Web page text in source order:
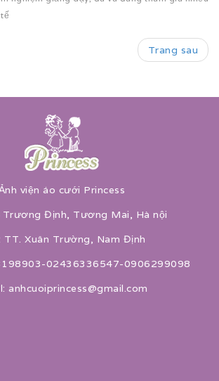
Trang sau
viện áo cưới Princess
Trương Định, Tương Mai, Hà nội
TT. Xuân Trường, Nam Định
02436336547-0906299098
anhcuoiprincess@gmail.com